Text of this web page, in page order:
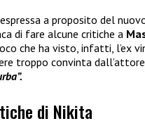
a proposito del
di fare alcune critiche a
che ha visto, infatti, l’ex
troppo convinta
di Nikita